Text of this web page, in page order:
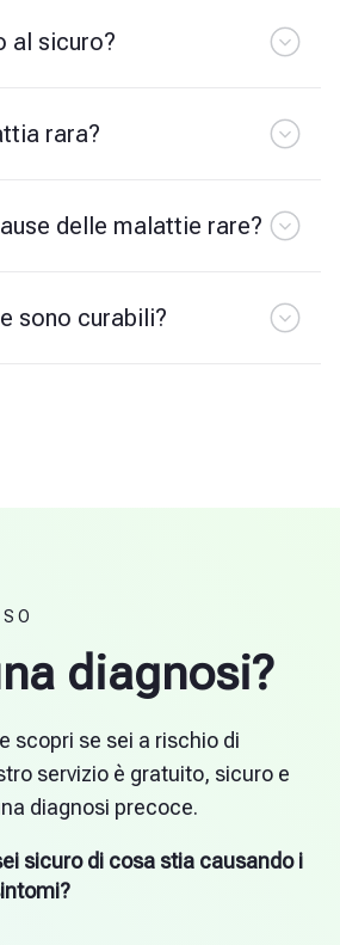
al sicuro?
rara?
delle malattie rare?
sono curabili?
diagnosi?
scopri se sei a rischio di
servizio è gratuito, sicuro e
diagnosi precoce.
sicuro di cosa stia causando i